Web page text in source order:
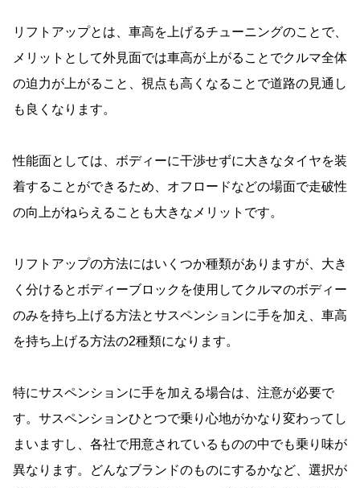
リフトアップとは、車高を上げるチューニングのことで、
メリットとして外見面では車高が上がることでクルマ全体
の迫力が上がること、視点も高くなることで道路の見通し
も良くなります。
性能面としては、ボディーに干渉せずに大きなタイヤを装
着することができるため、オフロードなどの場面で走破性
の向上がねらえることも大きなメリットです。
リフトアップの方法にはいくつか種類がありますが、大き
く分けるとボディーブロックを使用してクルマのボディー
のみを持ち上げる方法とサスペンションに手を加え、車高
を持ち上げる方法の2種類になります。
特にサスペンションに手を加える場合は、注意が必要で
す。サスペンションひとつで乗り心地がかなり変わってし
まいますし、各社で用意されているものの中でも乗り味が
異なります。どんなブランドのものにするかなど、選択が